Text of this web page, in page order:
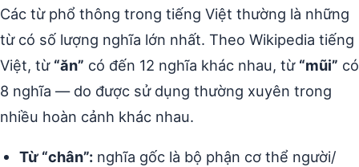
Các từ phổ thông trong tiếng Việt thường là những
từ có số lượng nghĩa lớn nhất. Theo Wikipedia tiếng
Việt, từ “ăn” có đến 12 nghĩa khác nhau, từ “mũi” có
8 nghĩa — do được sử dụng thường xuyên trong
nhiều hoàn cảnh khác nhau.
Từ “chân”: nghĩa gốc là bộ phận cơ thể người/